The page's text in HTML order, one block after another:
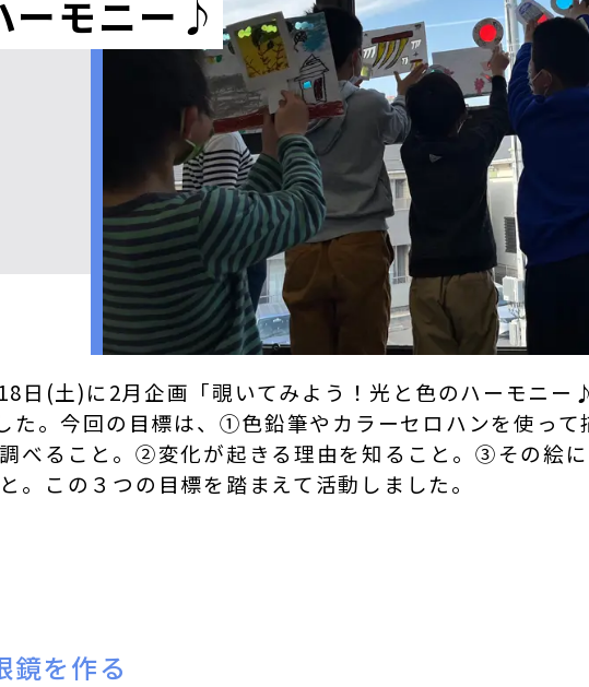
ーモニー♪
日(土)に2月企画「覗いてみよう！光と色のハーモニー
た。今回の目標は、①色鉛筆やカラーセロハンを使って
べること。②変化が起きる理由を知ること。③その絵
この３つの目標を踏まえて活動しました。
鏡を作る